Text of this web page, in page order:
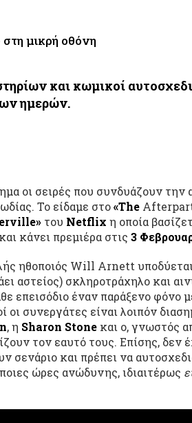
μικρή οθόνη
και κωμικοί
ημερών.
οι σειρές που συνδυάζουν την
Το είδαμε στο«The
του Netflix η οποία
κάνει πρεμιέρα στις 3
ηθοποιός Will Arnett
αστείος) σκληροτράχηλο και
επεισόδιο έναν παράξενο φόνο
οι συνεργάτες είναι λοιπόν
, η Sharon Stone και ο, γνωστός
τον εαυτό τους. Επίσης, δεν
σενάριο και πρέπει να
ώρες ανώδυνης, ιδιαιτέρως